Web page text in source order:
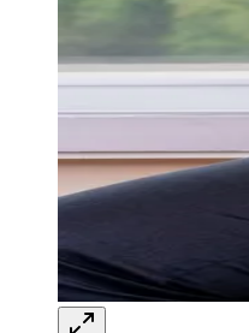
Anunciar VagasNovo
NFL
Fórmula 1
UFC
NHL
Atletismo
Vôlei